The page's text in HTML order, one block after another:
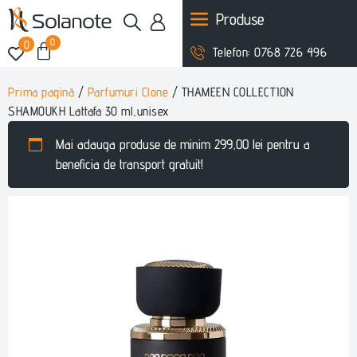
0 0
Produse
Telefon: 0768 726 496
Prima pagină / Parfumuri Clone / THAMEEN COLLECTION
SHAMOUKH Lattafa 30 ml,unisex
Mai adauga produse de minim 299,00 lei pentru a
beneficia de transport gratuit!